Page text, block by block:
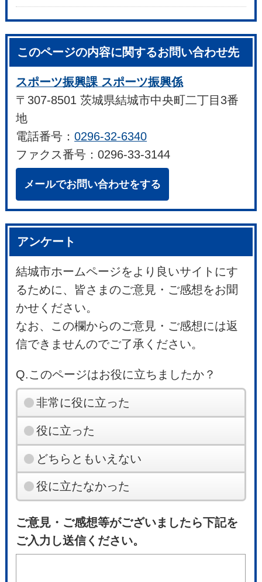
このページの内容に関するお問い合わせ先
スポーツ振興課 スポーツ振興係
〒307-8501 茨城県結城市中央町二丁目3番
地
電話番号：0296-32-6340
ファクス番号：0296-33-3144
メールでお問い合わせをする
アンケート
結城市ホームページをより良いサイトにす
るために、皆さまのご意見・ご感想をお聞
かせください。
なお、この欄からのご意見・ご感想には返
信できませんのでご了承ください。
Q.このページはお役に立ちましたか？
非常に役に立った
役に立った
どちらともいえない
役に立たなかった
ご意見・ご感想等がございましたら下記を
ご入力し送信ください。